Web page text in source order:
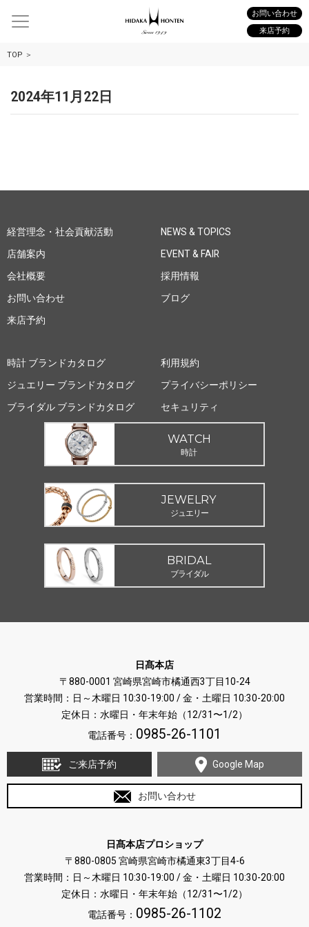
お問い合わせ
来店予約
TOP
2024年11月22日
経営理念・社会貢献活動
店舗案内
会社概要
お問い合わせ
来店予約
NEWS & TOPICS
EVENT & FAIR
採用情報
ブログ
時計 ブランドカタログ
ジュエリー ブランドカタログ
ブライダル ブランドカタログ
利用規約
プライバシーポリシー
セキュリティ
WATCH
時計
JEWELRY
ジュエリー
BRIDAL
ブライダル
日髙本店
〒880-0001 宮崎県宮崎市橘通西3丁目10-24
営業時間：日～木曜日 10:30-19:00 / 金・土曜日 10:30-20:00
定休日：水曜日・年末年始（12/31〜1/2）
電話番号： 0985-26-1101
ご来店予約 Google Map
お問い合わせ
日髙本店プロショップ
〒880-0805 宮崎県宮崎市橘通東3丁目4-6
営業時間：日～木曜日 10:30-19:00 / 金・土曜日 10:30-20:00
定休日：水曜日・年末年始（12/31〜1/2）
電話番号： 0985-26-1102